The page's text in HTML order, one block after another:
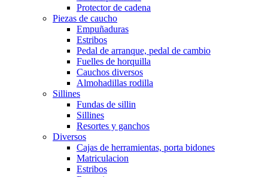
Protector de cadena
Piezas de caucho
Empuñaduras
Estribos
Pedal de arranque, pedal de cambio
Fuelles de horquilla
Cauchos diversos
Almohadillas rodilla
Sillines
Fundas de sillin
Sillines
Resortes y ganchos
Diversos
Cajas de herramientas, porta bidones
Matriculacion
Estribos